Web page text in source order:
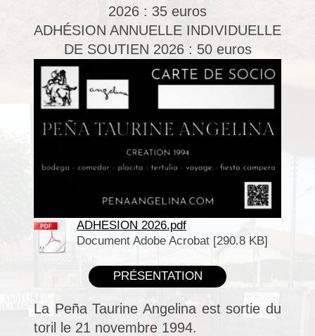
2026 : 35 euros
ADHÉSION ANNUELLE INDIVIDUELLE
DE SOUTIEN 2026 : 50 euros
ADHESION 2026.pdf
Document Adobe Acrobat [290.8 KB]
PRÉSENTATION
La Peña Taurine Angelina est sortie du
toril le 21 novembre 1994.